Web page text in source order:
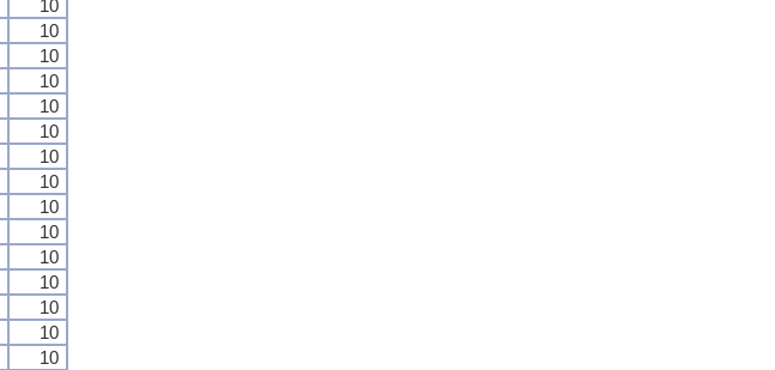
10
10
10
10
10
10
10
10
10
10
10
10
10
10
10